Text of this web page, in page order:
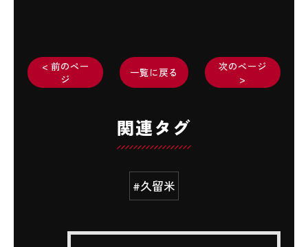
< 前のペー
ジ
一覧に戻る
次のページ
>
関連タグ
#久留米